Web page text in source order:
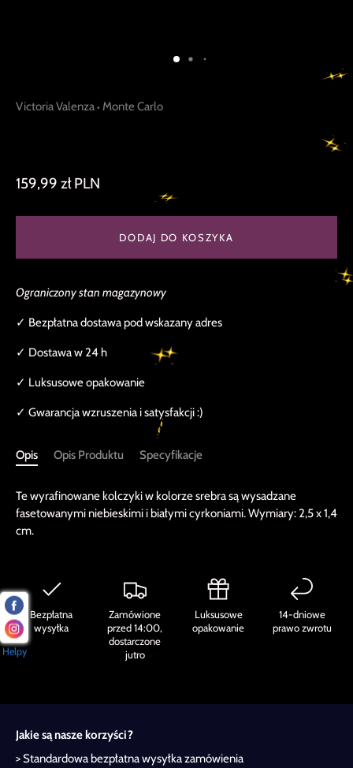
Victoria Valenza • Monte Carlo
159,99 zł PLN
DODAJ DO KOSZYKA
Ograniczony stan magazynowy
✓ Bezpłatna dostawa pod wskazany adres
✓ Dostawa w 24 h
✓ Luksusowe opakowanie
✓ Gwarancja wzruszenia i satysfakcji :)
Opis Opis Produktu Specyfikacje
Te wyrafinowane kolczyki w kolorze srebra są wysadzane
fasetowanymi niebieskimi i białymi cyrkoniami. Wymiary: 2,5 x 1,4
cm.
Bezpłatna
wysyłka
Zamówione
przed 14:00,
dostarczone
jutro
Luksusowe
opakowanie
14-dniowe
prawo zwrotu
Jakie są nasze korzyści?
> Standardowa bezpłatna wysyłka zamówienia
Helpy